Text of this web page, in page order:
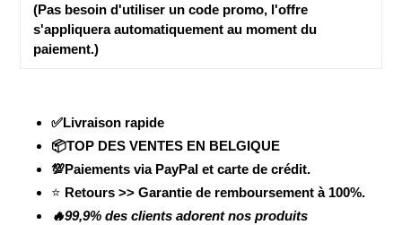
(Pas besoin d'utiliser un code promo, l'offre
s'appliquera automatiquement au moment du
paiement.)
✅Livraison rapide
📦TOP DES VENTES EN BELGIQUE
💯Paiements via PayPal et carte de crédit.
⭐ Retours >> Garantie de remboursement à 100%.
🔥99,9% des clients adorent nos produits